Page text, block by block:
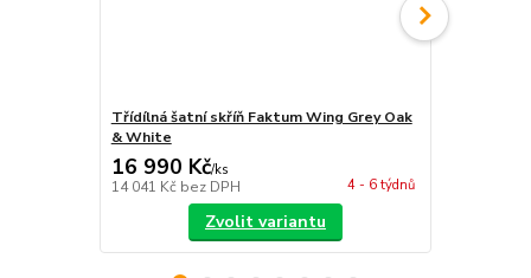
Třídílná šatní skříň Faktum Wing Grey Oak
& White
16 990 Kč/ks
14 041 Kč bez DPH 4 - 6 týdnů
Zvolit variantu